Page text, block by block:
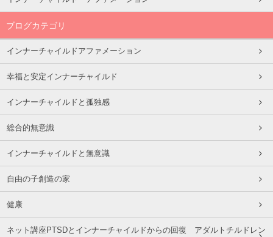
ブログカテゴリ
インナーチャイルドアファメーション
幸福と安定インナーチャイルド
インナーチャイルドと孤独感
総合的無意識
インナーチャイルドと無意識
自由の子創造の家
健康
ネット講座PTSDとインナーチャイルドからの回復 アダルトチルドレン